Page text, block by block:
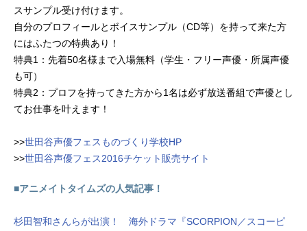
スサンプル受け付けます。
自分のプロフィールとボイスサンプル（CD等）を持って来た方
にはふたつの特典あり！
特典1：先着50名様まで入場無料（学生・フリー声優・所属声優
も可）
特典2：プロフを持ってきた方から1名は必ず放送番組で声優とし
てお仕事を叶えます！
>>世田谷声優フェスものづくり学校HP
>>世田谷声優フェス2016チケット販売サイト
■アニメイトタイムズの人気記事！
杉田智和さんらが出演！ 海外ドラマ『SCORPION／スコーピ